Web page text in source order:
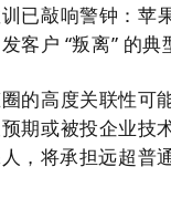
已敲响警钟：苹
客户 “叛离” 的典
的高度关联性可
期或被投企业技
，将承担远超普